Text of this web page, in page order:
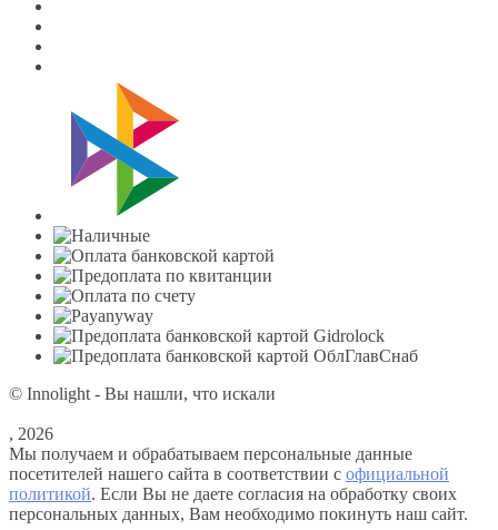
© Innolight - Вы нашли, что искали
, 2026
Мы получаем и обрабатываем персональные данные
посетителей нашего сайта в соответствии с официальной
политикой. Если Вы не даете согласия на обработку своих
персональных данных, Вам необходимо покинуть наш сайт.